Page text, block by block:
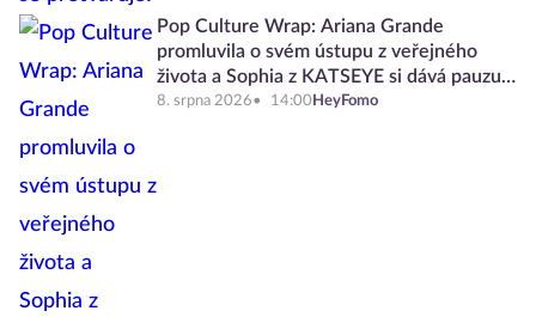
Pop Culture Wrap: Ariana Grande
promluvila o svém ústupu z veřejného
života a Sophia z KATSEYE si dává pauzu
od skupiny
8. srpna 2026 14:00 HeyFomo